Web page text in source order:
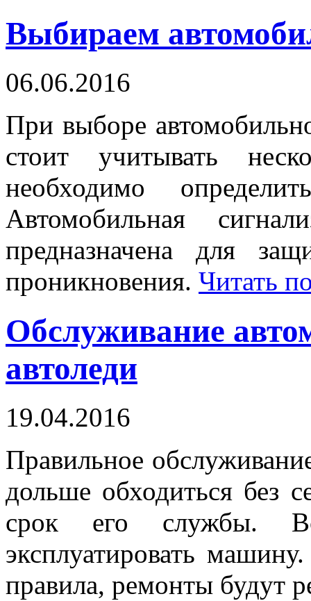
Выбираем
06.06.2016
При выборе
стоит учитывать
необходимо
Автомобильная
предназначена для
проникновения. Читать
Обслуживание
автоледи
19.04.2016
Правильное
дольше обходиться без
срок его службы.
эксплуатировать
правила, ремонты будут